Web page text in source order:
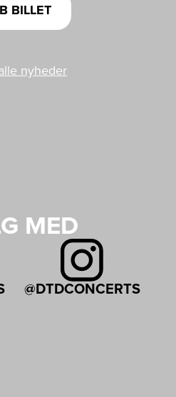
BILLET
nyheder
MED
@DTDCONCERTS